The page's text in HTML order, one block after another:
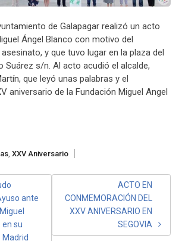
de Galapagar realizó un acto
Ángel Blanco con motivo del
y que tuvo lugar en la plaza del
Suárez s/n. Al acto acudió el alcalde,
que leyó unas palabras y el
aniversario de la Fundación Miguel Angel
, XXV Aniversario
ante
en su
Madrid
ACTO EN
CONMEMORACIÓN DEL
XXV ANIVERSARIO EN
SEGOVIA